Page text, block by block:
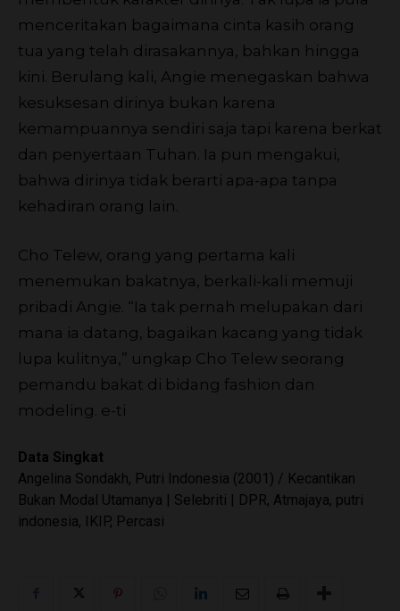
menceritakan bagaimana cinta kasih orang
tua yang telah dirasakannya, bahkan hingga
kini. Berulang kali, Angie menegaskan bahwa
kesuksesan dirinya bukan karena
kemampuannya sendiri saja tapi karena berkat
dan penyertaan Tuhan. Ia pun mengakui,
bahwa dirinya tidak berarti apa-apa tanpa
kehadiran orang lain.
Cho Telew, orang yang pertama kali
menemukan bakatnya, berkali-kali memuji
pribadi Angie. “Ia tak pernah melupakan dari
mana ia datang, bagaikan kacang yang tidak
lupa kulitnya,” ungkap Cho Telew seorang
pemandu bakat di bidang fashion dan
modeling. e-ti
Data Singkat
Angelina Sondakh, Putri Indonesia (2001) / Kecantikan
Bukan Modal Utamanya | Selebriti | DPR, Atmajaya, putri
indonesia, IKIP, Percasi